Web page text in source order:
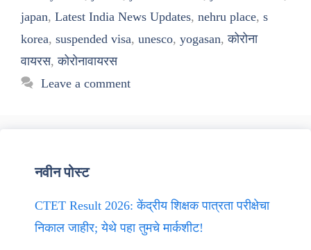
japan, Latest India News Updates, nehru place, s
korea, suspended visa, unesco, yogasan,कोरोना
वायरस,कोरोनावायरस
Leave a comment
नवीन पोस्ट
CTET Result 2026: केंद्रीय शिक्षक पात्रता परीक्षेचा
निकाल जाहीर; येथे पहा तुमचे मार्कशीट!